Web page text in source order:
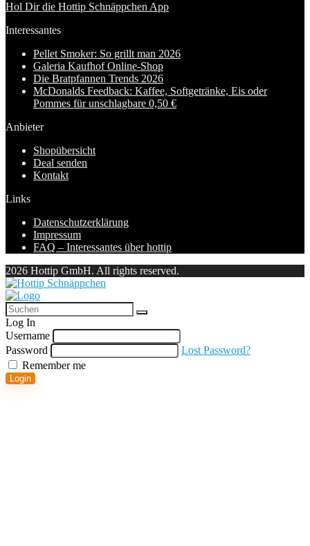
Hol Dir die Hottip Schnäppchen App
Interessantes
Pellet Smoker: So grillt man 2026
Galeria Kaufhof Online-Shop
Die Bratpfannen Trends 2026
McDonalds Feedback: Kaffee, Softgetränke, Eis oder
Pommes für unschlagbare 0,50 €
Anbieter
Shopübersicht
Deal senden
Kontakt
Links
Datenschutzerklärung
Impressum
FAQ – Interessantes über hottip
2026 Hottip GmbH. All rights reserved.
Log In
Username
Password
Lost Password?
Remember me
Login